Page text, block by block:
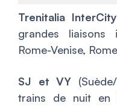
Trenitalia
grandes liaisons
Rome-Venise,
SJ et VY
trains de nuit en